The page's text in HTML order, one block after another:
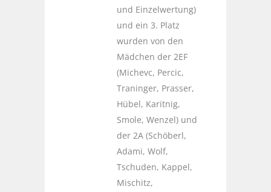
und Einzelwertung)
und ein 3. Platz
wurden von den
Mädchen der 2EF
(Michevc, Percic,
Traninger, Prasser,
Hübel, Karitnig,
Smole, Wenzel) und
der 2A (Schöberl,
Adami, Wolf,
Tschuden, Kappel,
Mischitz,